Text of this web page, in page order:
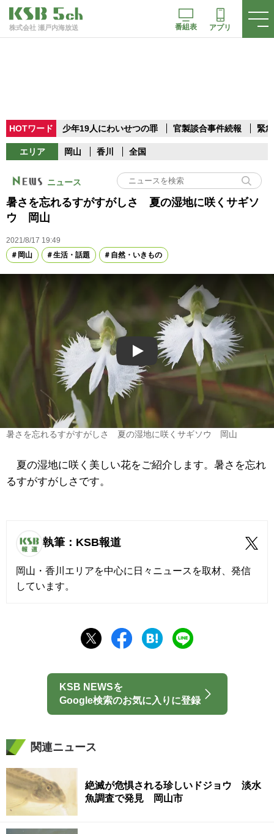
株式会社 瀬戸内海放送 番組表 アプリ
HOTワード 少年19人にわいせつの罪 官製談合事件続報 緊
エリア 岡山 香川 全国
ニュース
暑さを忘れるすがすがしさ 夏の湿地に咲くサギソ
ウ 岡山
2021/8/17 19:49
岡山
生活・話題 自然・いきもの
Play
暑さを忘れるすがすがしさ 夏の湿地に咲くサギソウ 岡山
夏の湿地に咲く美しい花をご紹介します。暑さを忘れ
るすがすがしさです。
執筆：KSB報道
岡山・香川エリアを中心に日々ニュースを取材、発信
しています。
KSB NEWSを
Google検索のお気に入りに登録
関連ニュース
絶滅が危惧される珍しいドジョウ 淡水
魚調査で発見 岡山市